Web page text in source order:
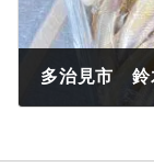
多治見市 鈴